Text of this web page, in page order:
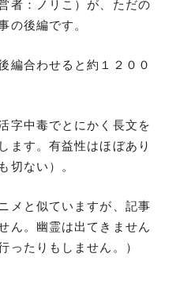
者：ノリこ）が、ただの
の後編です。
編合わせると約１２００
字中毒でとにかく長文を
ます。有益性はほぼあり
切ない）。
メと似ていますが、記事
ん。幽霊は出てきません
ったりもしません。）